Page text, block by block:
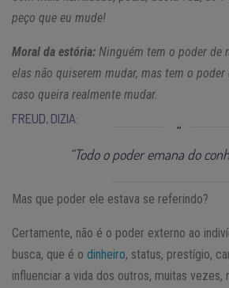
peço que eu mude!
Moral da estória: Ninguém tem o poder de
elas não quiserem mudar, mas tem o
caso queira realmente mudar.
FREUD, DIZIA:
“Todo o poder emana do
Mas que poder ele estava se referindo?
Certamente, não é o poder externo ao
busca, que é o dinheiro, status, prestígio,
influenciar a vida dos outros, muitas vezes,